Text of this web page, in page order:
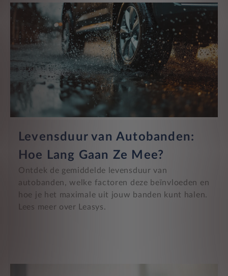
Levensduur van Autobanden:
Hoe Lang Gaan Ze Mee?
Ontdek de gemiddelde levensduur van
autobanden, welke factoren deze beïnvloeden en
hoe je het maximale uit jouw banden kunt halen.
Lees meer over Leasys.